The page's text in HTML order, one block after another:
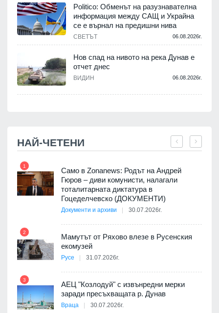
Politico: Обменът на разузнавателна
информация между САЩ и Украйна
се е върнал на предишни нива
СВЕТЪТ 06.08.2026г.
Нов спад на нивото на река Дунав е
отчет днес
ВИДИН 06.08.2026г.
НАЙ-ЧЕТЕНИ
1
Само в Zonanews: Родът на Андрей
Гюров – диви комунисти, налагали
тоталитарната диктатура в
Гоцеделчевско (ДОКУМЕНТИ)
Документи и архиви 30.07.2026г.
2
Мамутът от Ряхово влезе в Русенския
екомузей
Русе 31.07.2026г.
3
АЕЦ "Козлодуй" с извънредни мерки
заради пресъхващата р. Дунав
Враца 30.07.2026г.